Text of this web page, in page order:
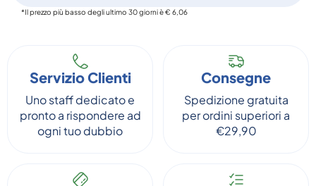
*Il prezzo più basso degli ultimo 30 giorni è € 6,06
Servizio Clienti
Uno staff dedicato e
pronto a rispondere ad
ogni tuo dubbio
Consegne
Spedizione gratuita
per ordini superiori a
€29,90